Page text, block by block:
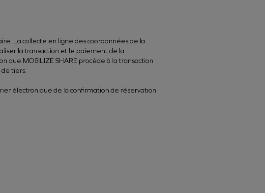
La collecte en ligne des coordonnées de la
la transaction et le paiement de la
que MOBILIZE SHARE procède à la transaction
tiers.
électronique de la confirmation de réservation